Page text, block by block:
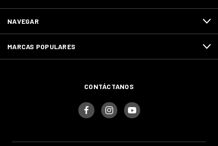
NAVEGAR
MARCAS POPULARES
CONTÁCTANOS